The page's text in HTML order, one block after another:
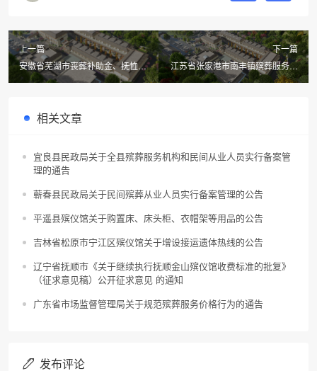
上一篇
安徽省芜湖市丧葬补助金、抚恤金
申领服务指南
下一篇
江苏省张家港市南丰镇殡葬服务机
构物业服务项目招标公告
相关文章
宜良县民政局关于全县殡葬服务机构和民间从业人员实行备案管
理的通告
蕲春县民政局关于民间殡葬从业人员实行备案管理的公告
平遥县殡仪馆关于购置床、床头柜、衣帽架等用品的公告
吉林省松原市宁江区殡仪馆关于增设接运遗体热线的公告
辽宁省抚顺市《关于继续执行抚顺金山殡仪馆收费标准的批复》
（征求意见稿）公开征求意见 的通知
广东省市场监督管理局关于规范殡葬服务价格行为的通告
发布评论